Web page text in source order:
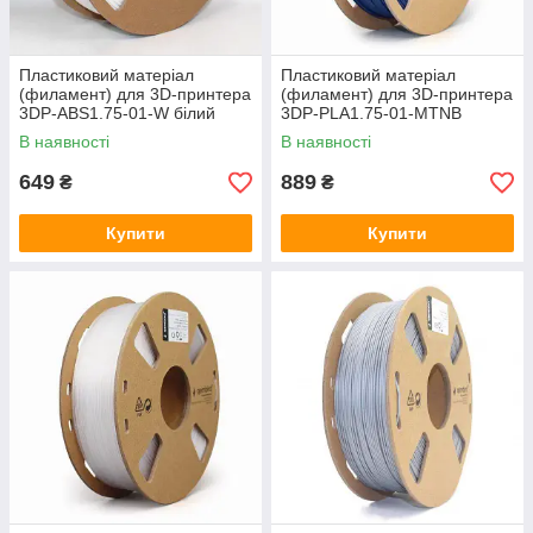
Пластиковий матеріал
(филамент) для 3D-принтера
3DP-ABS1.75-01-W білий
В наявності
649 ₴
Купити
Пластиковий матеріал
(филамент) для 3D-принтера
3DP-PLA1.75-01-MTNB
В наявності
889 ₴
Купити